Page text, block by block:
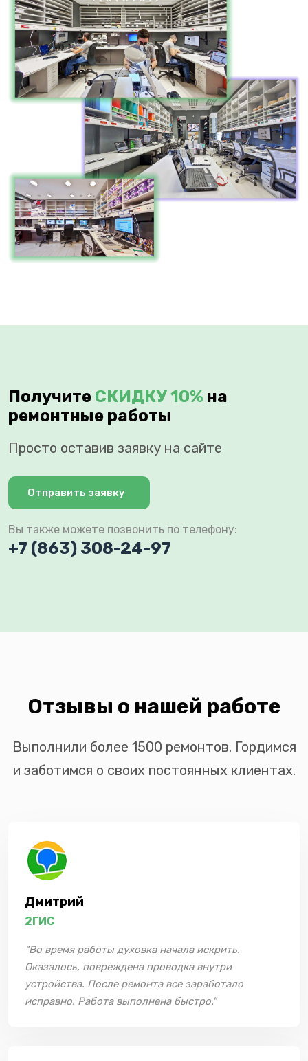
Получите СКИДКУ 10% на
ремонтные работы
Просто оставив заявку на сайте
Отправить заявку
Вы также можете позвонить по телефону:
+7 (863) 308-24-97
Отзывы о нашей работе
Выполнили более 1500 ремонтов. Гордимся
и заботимся о своих постоянных клиентах.
Дмитрий
2ГИС
"Во время работы духовка начала искрить.
Оказалось, повреждена проводка внутри
устройства. После ремонта все заработало
исправно. Работа выполнена быстро."